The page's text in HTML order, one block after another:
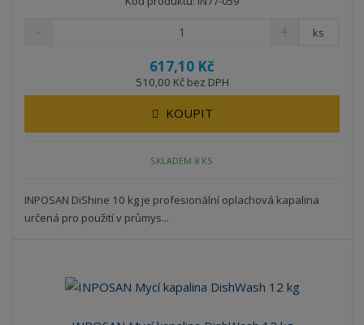
617,10 Kč
510,00 Kč bez DPH
ks
KOUPIT
SKLADEM 8 KS
INPOSAN DiShine 10 kg je profesionální oplachová kapalina
určená pro použití v průmys...